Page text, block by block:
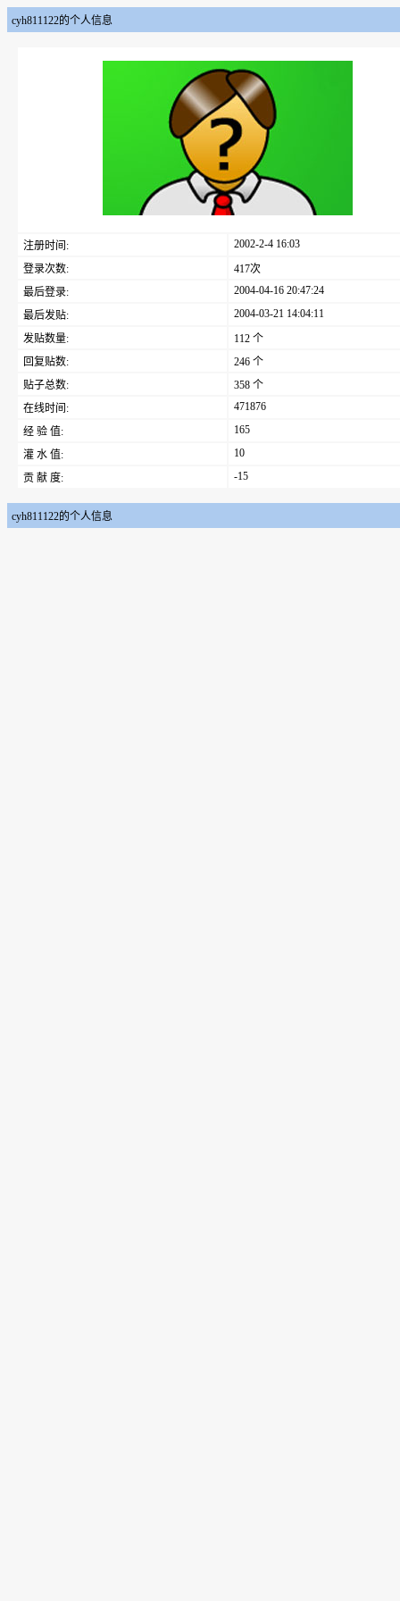
cyh811122的个人信息
注册时间:
2002-2-4 16:03
登录次数:
417次
最后登录:
2004-04-16 20:47:24
最后发贴:
2004-03-21 14:04:11
发贴数量:
112 个
回复贴数:
246 个
贴子总数:
358 个
在线时间:
471876
经 验 值:
165
灌 水 值:
10
贡 献 度:
-15
cyh811122的个人信息